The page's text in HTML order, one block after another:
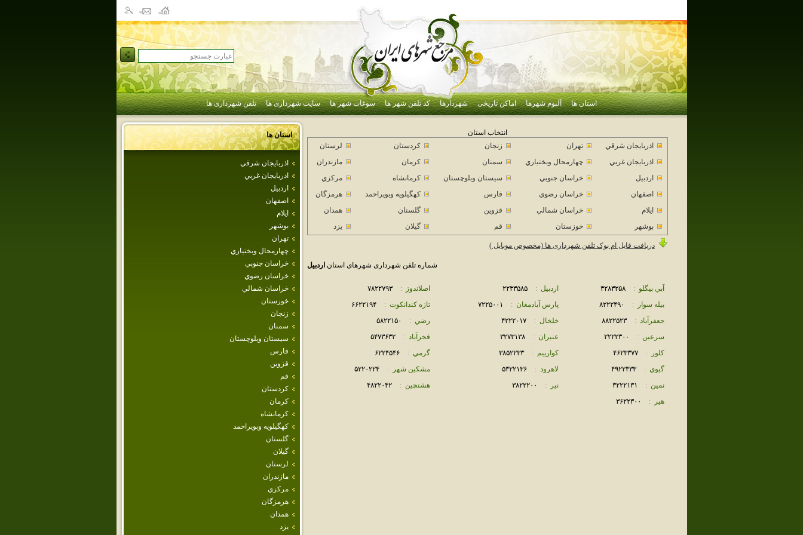
استان ها آلبوم شهرها اماکن تاریخی شهردارها کد تلفن شهر ها سوغات شهر ها سایت شهرداری ها تلفن شهرداری ها
استان ها
اذربايجان شرقي
اذربايجان غربي
اردبيل
اصفهان
ايلام
بوشهر
تهران
چهارمحال وبختياري
خراسان جنوبي
خراسان رضوي
خراسان شمالي
خوزستان
زنجان
سمنان
سيستان وبلوچستان
فارس
قزوين
قم
كردستان
كرمان
كرمانشاه
كهگيلويه وبويراحمد
گلستان
گيلان
لرستان
مازندران
مركزي
هرمزگان
همدان
يزد
انتخاب استان
اذربايجان شرقي
تهران زنجان كردستان
لرستان
اذربايجان غربي
چهارمحال وبختياري سمنان كرمان
مازندران
اردبيل
خراسان جنوبي سيستان وبلوچستان كرمانشاه
مركزي
اصفهان
خراسان رضوي فارس كهگيلويه وبويراحمد
هرمزگان
ايلام
خراسان شمالي قزوين گلستان
همدان
بوشهر
خوزستان قم گيلان يزد
دریافت فایل ام بوک تلفن شهرداری ها (مخصوص موبایل )
شماره تلفن شهرداری شهرهای استان اردبيل
آبي بيگلو : ٣٢٨٣٢۵٨ اردبيل : ٢٢٣٣۵٨۵ اصلاندوز :
٧٨٢٢٧٩٣
بيله سوار
: ٨٢٢٢۴٩٠ پارس آبادمغان : ٧٢٢۵٠٠١ تازه كندانكوت :
۶۶٢٢١٩۴
جعفرآباد : ٨٨٢٢۵٢٣ خلخال : ۴٢٢٢٠١٧ رضي :
۵٨٢٢١۵٠
سرعين : ٢٢٢٢٣٠٠ عنبران : ٣٢٧٣١٣٨ فخرآباد :
۵۴٧٣۶٣٢
كلور
: ۴۶٢٣٣٧٧ كوارييم : ٣٨۵٢٢٣٣ گرمي :
۶٢٢۴۵۴۶
گيوي : ۴٩٢٢٣٣٣ لاهرود : ۵٣٢٢١٣۶ مشكين شهر :
۵٢٢٠٢٢۴
نمين : ٣٢٢٢١٣١ نير : ٣٨٢٢٢٠٠ هشتچين :
۴٨٢٢٠۴٢
هير
: ٣۶٢٢٣٠٠